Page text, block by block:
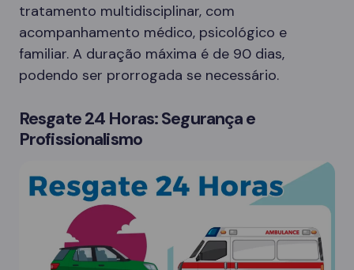
tratamento multidisciplinar, com
acompanhamento médico, psicológico e
familiar. A duração máxima é de 90 dias,
podendo ser prorrogada se necessário.
Resgate 24 Horas: Segurança e
Profissionalismo